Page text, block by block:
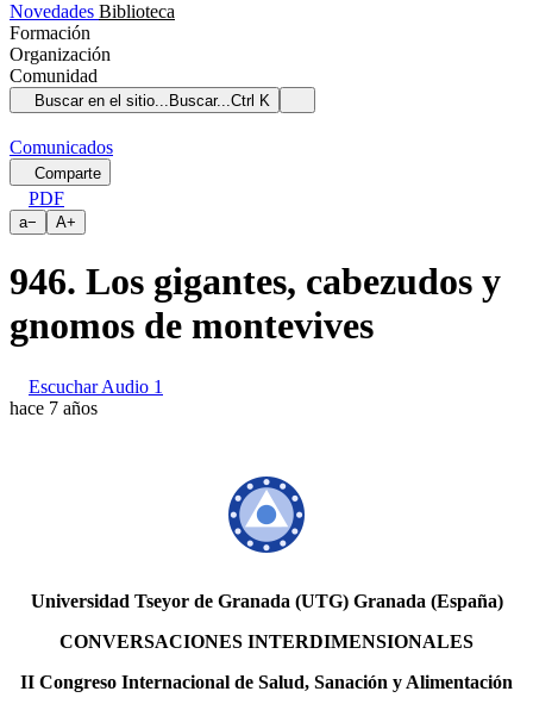
Novedades Biblioteca
Formación
Organización
Comunidad
Buscar en el sitio... Buscar...Ctrl K
Comunicados
Comparte
PDF
a− A+
946. Los gigantes, cabezudos y
gnomos de montevives
Escuchar Audio 1
hace 7 años
Universidad Tseyor de Granada (UTG) Granada (España)
CONVERSACIONES INTERDIMENSIONALES
II Congreso Internacional de Salud, Sanación y Alimentación